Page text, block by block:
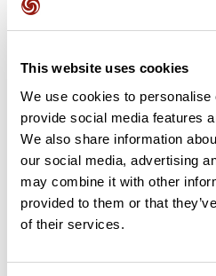
This website uses cookies
We use cookies to personalise
provide social media features
We also share information
our social media, advertising
may combine it with other
provided to them or that
of their services.
Avis des utilisateurs
Soyez le premier à
Ajouter